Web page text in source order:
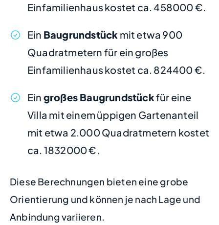
Einfamilienhaus kostet ca. 458000 €.
Ein Baugrundstück mit etwa 900
Quadratmetern für ein großes
Einfamilienhaus kostet ca. 824400 €.
Ein großes Baugrundstückfür eine
Villa mit einem üppigen Gartenanteil
mit etwa 2.000 Quadratmetern kostet
ca. 1832000 €.
Diese Berechnungen bieten eine grobe
Orientierung und können je nach Lage und
Anbindung variieren.